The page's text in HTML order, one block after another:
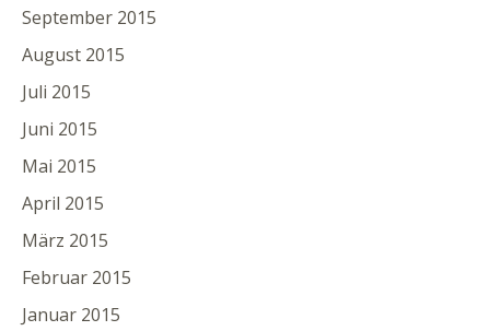
September 2015
August 2015
Juli 2015
Juni 2015
Mai 2015
April 2015
März 2015
Februar 2015
Januar 2015